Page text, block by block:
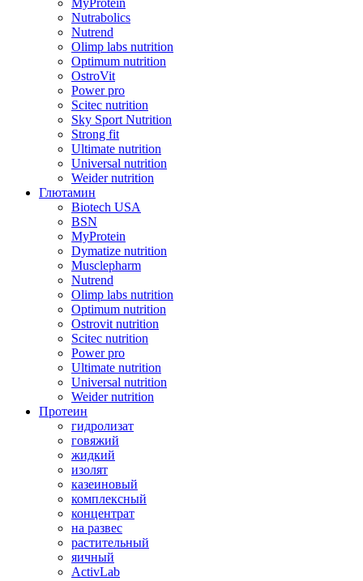
MyProtein
Nutrabolics
Nutrend
Olimp labs nutrition
Optimum nutrition
OstroVit
Power pro
Scitec nutrition
Sky Sport Nutrition
Strong fit
Ultimate nutrition
Universal nutrition
Weider nutrition
Глютамин
Biotech USA
BSN
MyProtein
Dymatize nutrition
Musclepharm
Nutrend
Olimp labs nutrition
Optimum nutrition
Ostrovit nutrition
Scitec nutrition
Power pro
Ultimate nutrition
Universal nutrition
Weider nutrition
Протеин
гидролизат
говяжий
жидкий
изолят
казеиновый
комплексный
концентрат
на развес
растительный
яичный
ActivLab